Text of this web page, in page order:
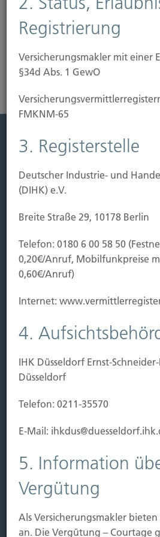
jeden Bauherrn.
Risikoanalyse
Leistung
Leben
Vorsorgen
Kauf Grundstück
Baubeginn
Einzug/Vermietung
Hubert Brück KG | Inhaber: Dipl.
Brück | Kapellstraße 2 | 40479
brueck@brueckkg.de
Kontaktformular
© Hubert Brück KG
Registrierung
Versicherungsmakler mit einer
§34d Abs. 1 GewO
FMKNM-65
3. Registerstelle
Deutscher Industrie- und
(DIHK) e.V.
Breite Straße 29, 10178 Berlin
Telefon: 0180 6 00 58 50
0,20€/Anruf, Mobilfunkpreise
0,60€/Anruf)
Internet:
4.
IHK Düsseldorf Ernst-
Düsseldorf
Telefon: 0211-35570
E-Mail:
5. Information
Vergütung
Als Versicherungsmakler
an. Die Vergütung – Courtage